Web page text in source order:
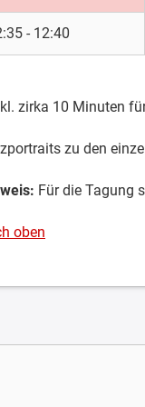
- 12:40
zirka 10 Minuten
zu den
Für die Tagung
oben